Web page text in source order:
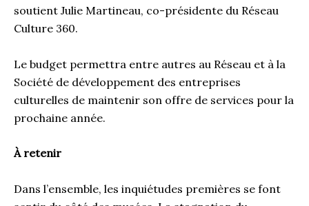
soutient Julie Martineau, co-présidente du Réseau
Culture 360.
Le budget permettra entre autres au Réseau et à la
Société de développement des entreprises
culturelles de maintenir son offre de services pour la
prochaine année.
À retenir
Dans l’ensemble, les inquiétudes premières se font